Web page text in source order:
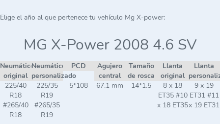
Elige el año al que pertenece tu vehículo Mg X-power:
MG X-Power 2008 4.6 SV
Neumático
original
Neumático
personalizado
PCD
Agujero
central
Tamaño
de rosca
Llanta
original
Llanta
225/40
R18
#265/40
R18
225/35
R19
#265/35
R19
5*108 67,1 mm 14*1,5
8 x 18
ET35 #10
x 18 ET35
9 x 19
ET31 #11
x 19 ET31